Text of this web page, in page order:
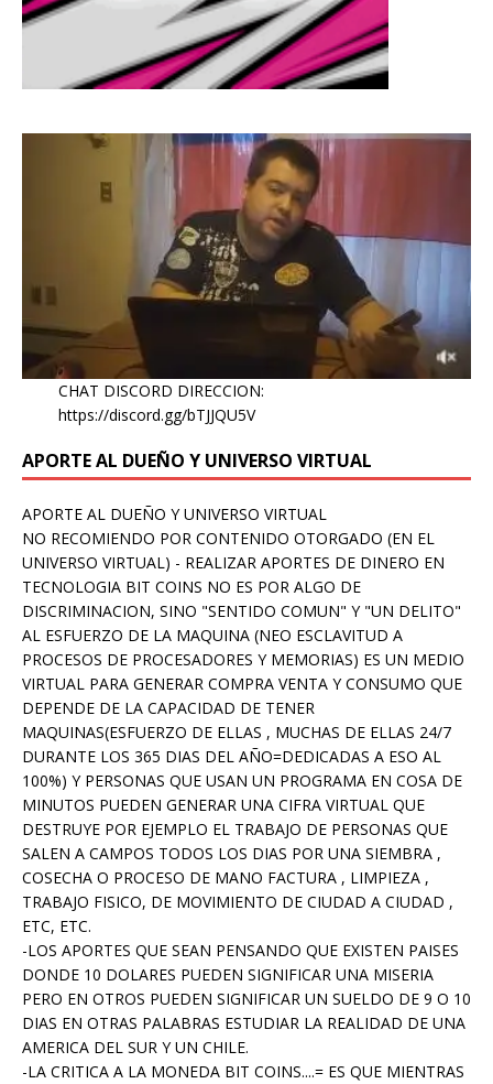
CHAT DISCORD DIRECCION:
https://discord.gg/bTJJQU5V
APORTE AL DUEÑO Y UNIVERSO VIRTUAL
APORTE AL DUEÑO Y UNIVERSO VIRTUAL
NO RECOMIENDO POR CONTENIDO OTORGADO (EN EL
UNIVERSO VIRTUAL) - REALIZAR APORTES DE DINERO EN
TECNOLOGIA BIT COINS NO ES POR ALGO DE
DISCRIMINACION, SINO "SENTIDO COMUN" Y "UN DELITO"
AL ESFUERZO DE LA MAQUINA (NEO ESCLAVITUD A
PROCESOS DE PROCESADORES Y MEMORIAS) ES UN MEDIO
VIRTUAL PARA GENERAR COMPRA VENTA Y CONSUMO QUE
DEPENDE DE LA CAPACIDAD DE TENER
MAQUINAS(ESFUERZO DE ELLAS , MUCHAS DE ELLAS 24/7
DURANTE LOS 365 DIAS DEL AÑO=DEDICADAS A ESO AL
100%) Y PERSONAS QUE USAN UN PROGRAMA EN COSA DE
MINUTOS PUEDEN GENERAR UNA CIFRA VIRTUAL QUE
DESTRUYE POR EJEMPLO EL TRABAJO DE PERSONAS QUE
SALEN A CAMPOS TODOS LOS DIAS POR UNA SIEMBRA ,
COSECHA O PROCESO DE MANO FACTURA , LIMPIEZA ,
TRABAJO FISICO, DE MOVIMIENTO DE CIUDAD A CIUDAD ,
ETC, ETC.
-LOS APORTES QUE SEAN PENSANDO QUE EXISTEN PAISES
DONDE 10 DOLARES PUEDEN SIGNIFICAR UNA MISERIA
PERO EN OTROS PUEDEN SIGNIFICAR UN SUELDO DE 9 O 10
DIAS EN OTRAS PALABRAS ESTUDIAR LA REALIDAD DE UNA
AMERICA DEL SUR Y UN CHILE.
-LA CRITICA A LA MONEDA BIT COINS....= ES QUE MIENTRAS